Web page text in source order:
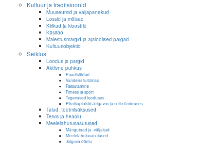
Kultuur ja traditsioonid
Muuseumid ja väljapanekud
Lossid ja mõisad
Kirikud ja kloostrid
Käsitöö
Mälestusmärgid ja ajaloolised paigad
Kultuuriobjektid
Seiklus
Loodus ja pargid
Aktiivne puhkus
Paadisõidud
Vandens turizmas
Ratsutamine
Fitness ja sport
Tegevused looduses
Piknikuplatsid Jelgavas ja selle ümbruses
Talud, tootmisüksused
Tervis ja heaolu
Meelelahutusasutused
Mängutoad ja -väljakud
Meelelahutusasutused
Jelgava ööelu